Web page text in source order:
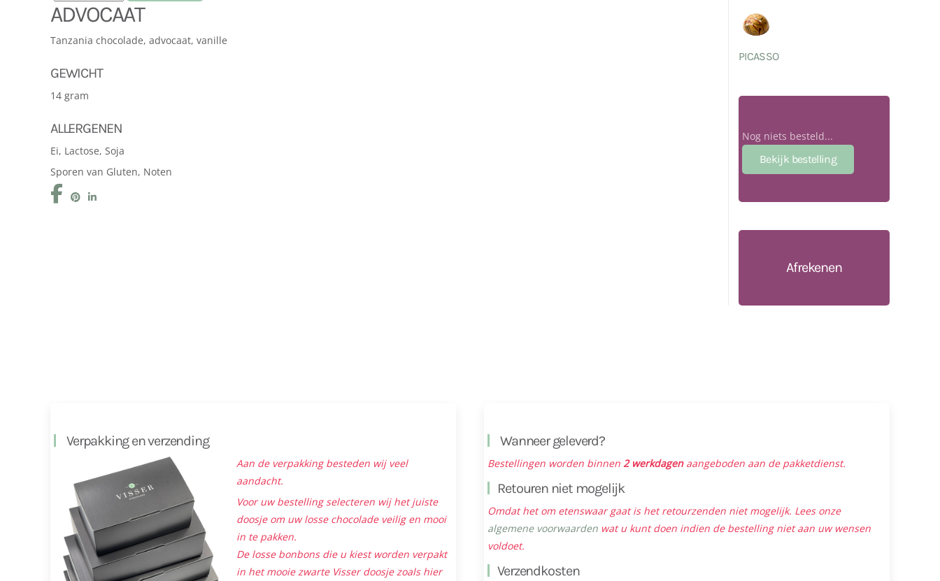
ADVOCAAT
Tanzania chocolade, advocaat, vanille
GEWICHT
14 gram
ALLERGENEN
Ei, Lactose, Soja
Sporen van Gluten, Noten
PICASSO
Nog niets besteld...
Afrekenen
Verpakking en verzending
Aan de verpakking besteden wij veel
aandacht.
Voor uw bestelling selecteren wij het juiste
doosje om uw losse chocolade veilig en mooi
in te pakken.
De losse bonbons die u kiest worden verpakt
in het mooie zwarte Visser doosje zoals hier
Wanneer geleverd?
Bestellingen worden binnen 2 werkdagenaangeboden aan de pakketdienst.
Retouren niet mogelijk
Omdat het om etenswaar gaat is het retourzenden niet mogelijk. Lees onze
algemene voorwaarden wat u kunt doen indien de bestelling niet aan uw wensen
voldoet.
Verzendkosten